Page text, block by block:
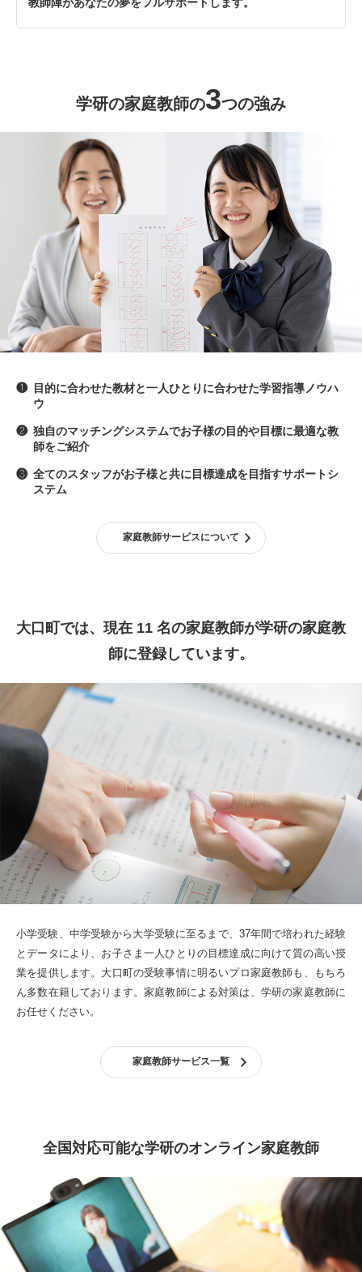
学研の家庭教師の3つの強み
❶
目的に合わせた教材と一人ひとりに合わせた学習指導ノウハ
ウ
❷ 独自のマッチングシステムでお子様の目的や目標に最適な教
師をご紹介
❸ 全てのスタッフがお子様と共に目標達成を目指すサポートシ
ステム
家庭教師サービスについて
大口町では、現在 11 名の家庭教師が学研の家庭教
師に登録しています。
小学受験、中学受験から大学受験に至るまで、37年間で培われた経験
とデータにより、お子さま一人ひとりの目標達成に向けて質の高い授
業を提供します。 大口町の受験事情に明るいプロ家庭教師も、もちろ
ん多数在籍しております。 家庭教師による対策は、学研の家庭教師に
お任せください。
家庭教師サービス一覧
全国対応可能な学研のオンライン家庭教師